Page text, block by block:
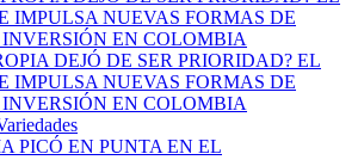
DEJÓ DE SER PRIORIDAD? EL
IMPULSA NUEVAS FORMAS DE
EN COLOMBIA